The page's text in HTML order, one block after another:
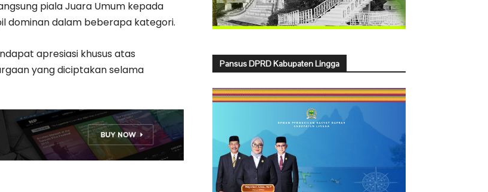
piala Juara Umum kepada
dominan dalam beberapa kategori.
apresiasi khusus atas
yang diciptakan selama
Pansus DPRD Kabupaten Lingga